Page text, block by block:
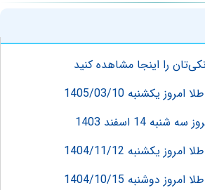
را اینجا مشاهده کنید
یکشنبه 1405/03/10
14 اسفند 1403
یکشنبه 1404/11/12
دوشنبه 1404/10/15